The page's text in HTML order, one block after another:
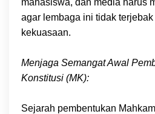
mahasiswa, dan media harus
agar lembaga ini tidak
kekuasaan.
Menjaga Semangat Awal
Konstitusi (MK):
Sejarah pembentukan